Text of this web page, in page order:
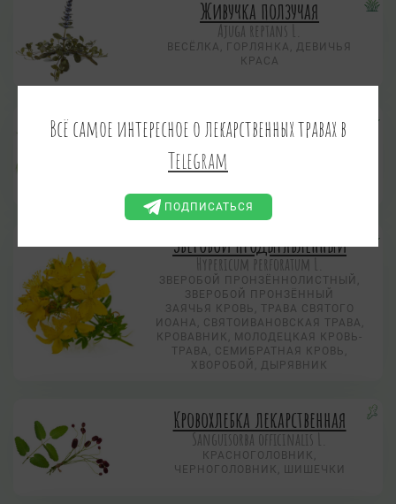
Живучка ползучая
Аjuga reptans L.
ВЕСЁЛКА, ГОРЛЯНКА, ДЕВИЧЬЯ
КРАСА
Звездчатка средняя
Stellaria media (L.) Vill.
МОКРИЧНИК, КУРИНАЯ
Зверобой продырявленный
Hypericum perforatum L.
ЗВЕРОБОЙ ПРОНЗЁННОЛИСТНЫЙ,
ЗВЕРОБОЙ ПРОНЗЁННЫЙ
ЗАЯЧЬЯ КРОВЬ, ТРАВА СВЯТОГО
ИОАНА, СВЯТОИВАНОВСКАЯ ТРАВА,
КРОВАВНИК, МОЛОДЕЦКАЯ КРОВЬ-
ТРАВА, СЕМИБРАТНАЯ КРОВЬ,
ХВОРОБОЙ, ДЫРЯВНИК
Кровохлебка лекарственная
Sanguisorba officinalis L.
КРАСНОГОЛОВНИК,
ЧЕРНОГОЛОВНИК, ШИШЕЧКИ
Всё самое интересное о лекарственных травах в
Telegram
ПОДПИСАТЬСЯ